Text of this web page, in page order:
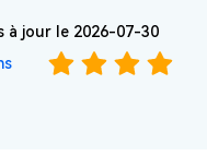
à jour le 2026-07-30